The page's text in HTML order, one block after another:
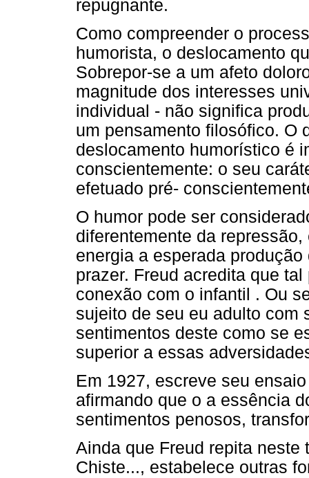
repugnante.
Como compreender o
humorista, o deslocamento
Sobrepor-se a um afeto
magnitude dos interesses
individual - não significa
um pensamento filosófico. O
deslocamento humorístico é
conscientemente: o seu
efetuado pré-
O humor pode ser
diferentemente da
energia a esperada
prazer. Freud acredita que
conexão com o infantil . Ou
sujeito de seu eu adulto com
sentimentos deste como se
superior a essas
Em 1927, escreve seu
afirmando que o a essência
sentimentos penosos,
Ainda que Freud repita
Chiste..., estabelece outras